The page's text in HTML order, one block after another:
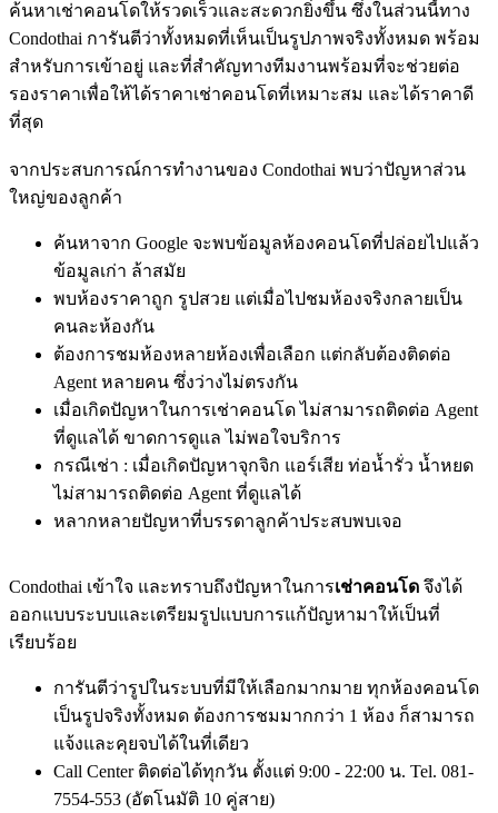
ค้นหาเช่าคอนโดให้รวดเร็วและสะดวกยิ่งขึ้น ซึ่งในส่วนนี้ทาง
Condothai การันตีว่าทั้งหมดที่เห็นเป็นรูปภาพจริงทั้งหมด พร้อม
สำหรับการเข้าอยู่ และที่สำคัญทางทีมงานพร้อมที่จะช่วยต่อ
รองราคาเพื่อให้ได้ราคาเช่าคอนโดที่เหมาะสม และได้ราคาดี
ที่สุด
จากประสบการณ์การทำงานของ Condothai พบว่าปัญหาส่วน
ใหญ่ของลูกค้า
ค้นหาจาก Google จะพบข้อมูลห้องคอนโดที่ปล่อยไปแล้ว
ข้อมูลเก่า ล้าสมัย
พบห้องราคาถูก รูปสวย แต่เมื่อไปชมห้องจริงกลายเป็น
คนละห้องกัน
ต้องการชมห้องหลายห้องเพื่อเลือก แต่กลับต้องติดต่อ
Agent หลายคน ซึ่งว่างไม่ตรงกัน
เมื่อเกิดปัญหาในการเช่าคอนโด ไม่สามารถติดต่อ Agent
ที่ดูแลได้ ขาดการดูแล ไม่พอใจบริการ
กรณีเช่า : เมื่อเกิดปัญหาจุกจิก แอร์เสีย ท่อน้ำรั่ว น้ำหยด
ไม่สามารถติดต่อ Agent ที่ดูแลได้
หลากหลายปัญหาที่บรรดาลูกค้าประสบพบเจอ
Condothai เข้าใจ และทราบถึงปัญหาในการเช่าคอนโด จึงได้
ออกแบบระบบและเตรียมรูปแบบการแก้ปัญหามาให้เป็นที่
เรียบร้อย
การันตีว่ารูปในระบบที่มีให้เลือกมากมาย ทุกห้องคอนโด
เป็นรูปจริงทั้งหมด ต้องการชมมากกว่า 1 ห้อง ก็สามารถ
แจ้งและคุยจบได้ในที่เดียว
Call Center ติดต่อได้ทุกวัน ตั้งแต่ 9:00 - 22:00 น. Tel. 081-
7554-553 (อัตโนมัติ 10 คู่สาย)